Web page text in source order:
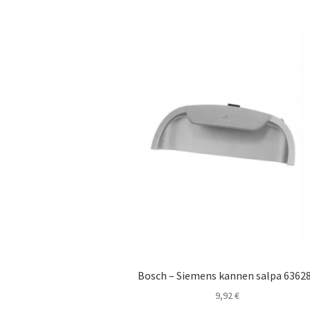
Bosch – Siemens kannen salpa
9,92€